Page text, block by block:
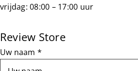
vrijdag: 08:00 – 17:00 uur
Review Store
Uw naam *